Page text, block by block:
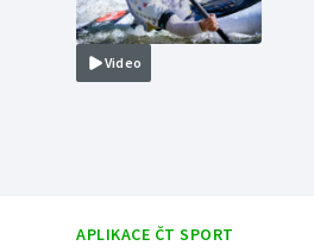
Video
APLIKACE ČT SPORT